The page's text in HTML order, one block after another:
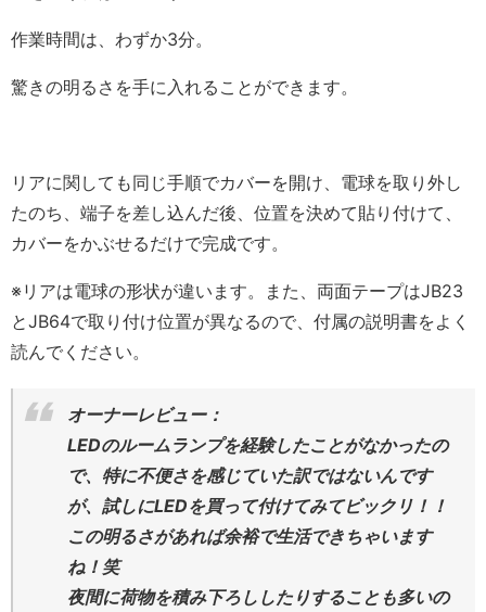
作業時間は、わずか3分。
驚きの明るさを手に入れることができます。
リアに関しても同じ手順でカバーを開け、電球を取り外し
たのち、端子を差し込んだ後、位置を決めて貼り付けて、
カバーをかぶせるだけで完成です。
※リアは電球の形状が違います。また、両面テープはJB23
とJB64で取り付け位置が異なるので、付属の説明書をよく
読んでください。
オーナーレビュー：
LEDのルームランプを経験したことがなかったの
で、特に不便さを感じていた訳ではないんです
が、試しにLEDを買って付けてみてビックリ！！
この明るさがあれば余裕で生活できちゃいます
ね！笑
夜間に荷物を積み下ろししたりすることも多いの